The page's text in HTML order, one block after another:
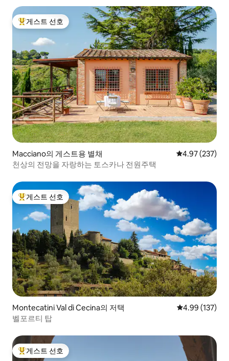
상위 게스트 선호
게스트 선호
Macciano의 게스트용 별채 평점 4.97점(5
4.97 (237)
천상의 전망을 자랑하는 토스카나 전원주택
상위 게스트 선호
게스트 선호
Montecatini Val di Cecina의 저택 평점 4.99점(5
4.99 (137)
벨포르티 탑
상위 게스트 선호
게스트 선호